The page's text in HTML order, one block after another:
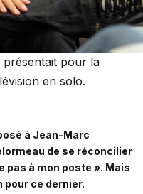
présentait pour la
en solo.
à Jean-Marc
de se réconcilier
pas à mon poste ». Mais
pour ce dernier.